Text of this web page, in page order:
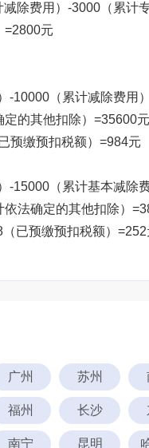
除费用）-3000（累计
=2800元
-10000（累计减除费用
的其他扣除）=35600元
预缴预扣税额）=984元
-15000（累计基本减除
依法确定的其他扣除）
已预缴预扣税额）=252
广州 苏州
福州 长沙
南宁 昆明